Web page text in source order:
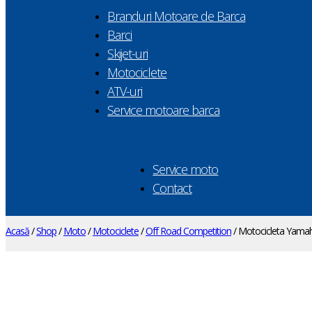
Branduri Motoare de Barca
Barci
Skijet-uri
Motociclete
ATV-uri
Service motoare barca
Service moto
Contact
Acasă/Shop/Moto/Motociclete/Off Road Competition/ Motocicleta